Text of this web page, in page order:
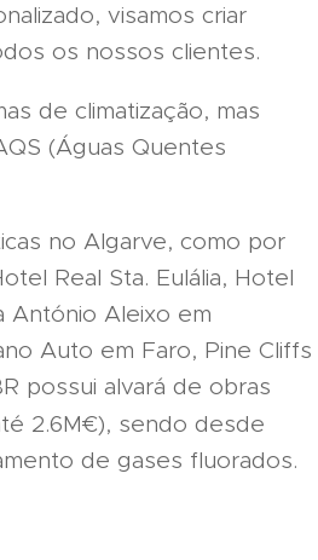
visamos criar
os nossos clientes.
de climatização, mas
(Águas Quentes
no Algarve, como por
Real Sta. Eulália, Hotel
António Aleixo em
Auto em Faro, Pine Cliffs
possui alvará de obras
2.6M€), sendo desde
de gases fluorados.